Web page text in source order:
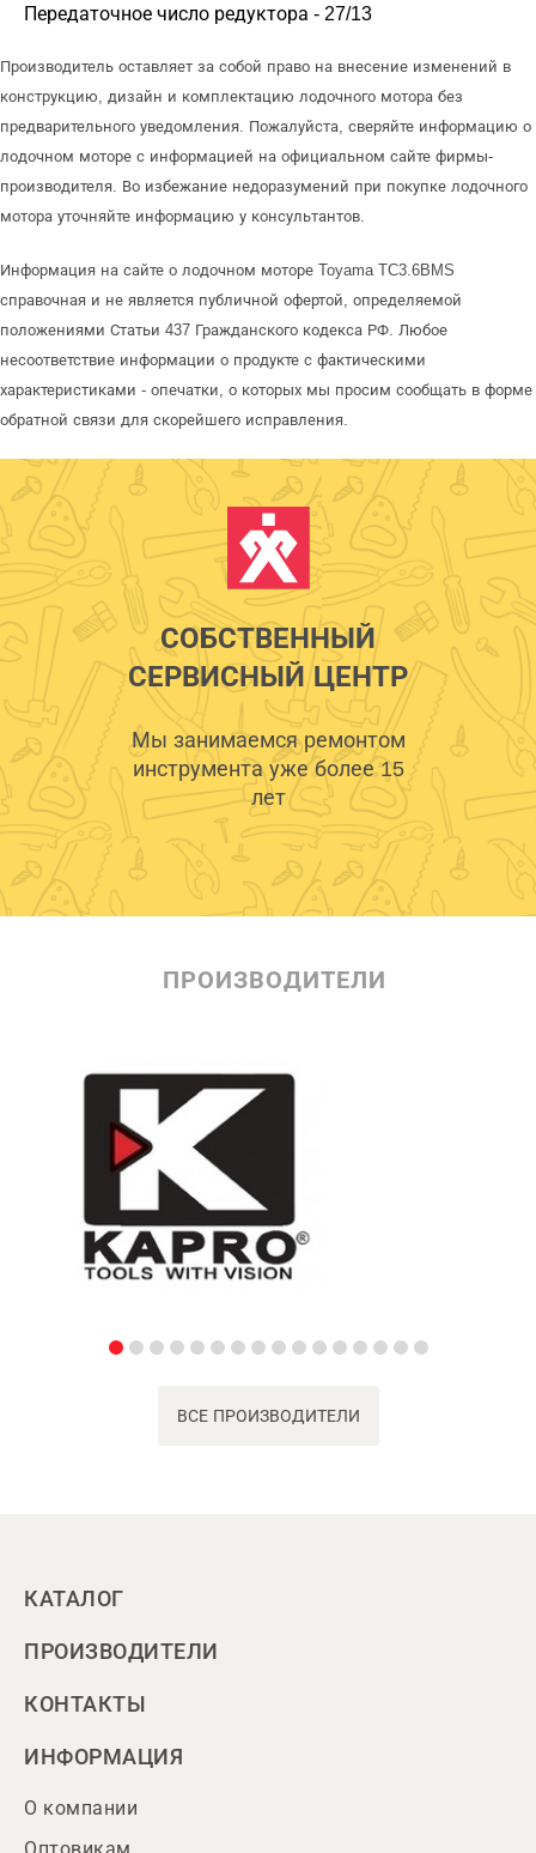
Передаточное число редуктора - 27/13
Производитель оставляет за собой право на внесение изменений в
конструкцию, дизайн и комплектацию лодочного мотора без
предварительного уведомления. Пожалуйста, сверяйте информацию о
лодочном моторе с информацией на официальном сайте фирмы-
производителя. Во избежание недоразумений при покупке лодочного
мотора уточняйте информацию у консультантов.
Информация на сайте о лодочном моторе Toyama TC3.6BMS
справочная и не является публичной офертой, определяемой
положениями Статьи 437 Гражданского кодекса РФ. Любое
несоответствие информации о продукте с фактическими
характеристиками - опечатки, о которых мы просим сообщать в форме
обратной связи для скорейшего исправления.
СОБСТВЕННЫЙ
СЕРВИСНЫЙ ЦЕНТР
Мы занимаемся ремонтом
инструмента уже более 15
лет
ПРОИЗВОДИТЕЛИ
ВСЕ ПРОИЗВОДИТЕЛИ
КАТАЛОГ
ПРОИЗВОДИТЕЛИ
КОНТАКТЫ
ИНФОРМАЦИЯ
О компании
Оптовикам